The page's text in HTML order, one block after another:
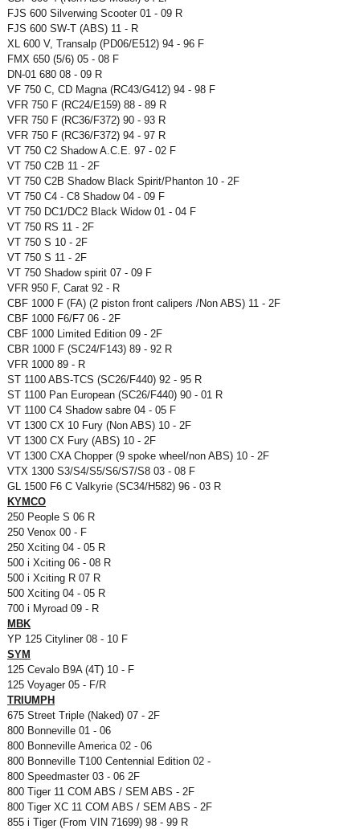
FJS 600 Silverwing Scooter 01 - 09 R
FJS 600 SW-T (ABS) 11 - R
XL 600 V, Transalp (PD06/E512) 94 - 96 F
FMX 650 (5/6) 05 - 08 F
DN-01 680 08 - 09 R
VF 750 C, CD Magna (RC43/G412) 94 - 98 F
VFR 750 F (RC24/E159) 88 - 89 R
VFR 750 F (RC36/F372) 90 - 93 R
VFR 750 F (RC36/F372) 94 - 97 R
VT 750 C2 Shadow A.C.E. 97 - 02 F
VT 750 C2B 11 - 2F
VT 750 C2B Shadow Black Spirit/Phanton 10 - 2F
VT 750 C4 - C8 Shadow 04 - 09 F
VT 750 DC1/DC2 Black Widow 01 - 04 F
VT 750 RS 11 - 2F
VT 750 S 10 - 2F
VT 750 S 11 - 2F
VT 750 Shadow spirit 07 - 09 F
VFR 950 F, Carat 92 - R
CBF 1000 F (FA) (2 piston front calipers /Non ABS) 11 - 2F
CBF 1000 F6/F7 06 - 2F
CBF 1000 Limited Edition 09 - 2F
CBR 1000 F (SC24/F143) 89 - 92 R
VFR 1000 89 - R
ST 1100 ABS-TCS (SC26/F440) 92 - 95 R
ST 1100 Pan European (SC26/F440) 90 - 01 R
VT 1100 C4 Shadow sabre 04 - 05 F
VT 1300 CX 10 Fury (Non ABS) 10 - 2F
VT 1300 CX Fury (ABS) 10 - 2F
VT 1300 CXA Chopper (9 spoke wheel/non ABS) 10 - 2F
VTX 1300 S3/S4/S5/S6/S7/S8 03 - 08 F
GL 1500 F6 C Valkyrie (SC34/H582) 96 - 03 R
KYMCO
250 People S 06 R
250 Venox 00 - F
250 Xciting 04 - 05 R
500 i Xciting 06 - 08 R
500 i Xciting R 07 R
500 Xciting 04 - 05 R
700 i Myroad 09 - R
MBK
YP 125 Cityliner 08 - 10 F
SYM
125 Cevalo B9A (4T) 10 - F
125 Voyager 05 - F/R
TRIUMPH
675 Street Triple (Naked) 07 - 2F
800 Bonneville 01 - 06
800 Bonneville America 02 - 06
800 Bonneville T100 Centennial Edition 02 -
800 Speedmaster 03 - 06 2F
800 Tiger 11 COM ABS / SEM ABS - 2F
800 Tiger XC 11 COM ABS / SEM ABS - 2F
855 i Tiger (From VIN 71699) 98 - 99 R